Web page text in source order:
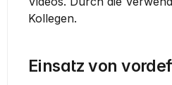
Kollegen.
Einsatz von